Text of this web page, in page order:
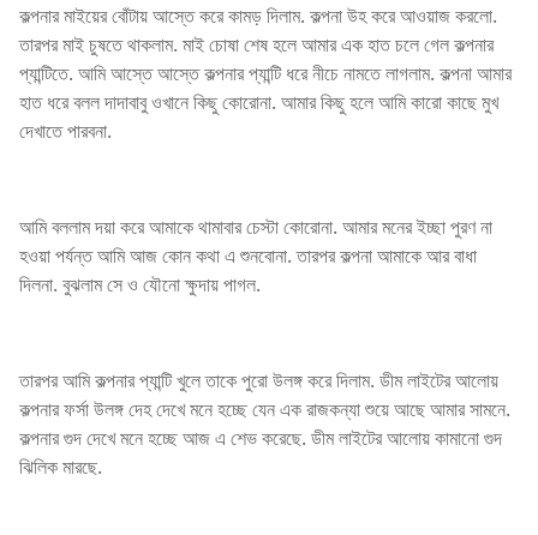
কল্পনার মাইয়ের বোঁটায় আস্তে করে কামড় দিলাম. কল্পনা উহ করে আওয়াজ করলো.
তারপর মাই চুষতে থাকলাম. মাই চোষা শেষ হলে আমার এক হাত চলে গেল কল্পনার
প্যান্টিতে. আমি আস্তে আস্তে কল্পনার প্যান্টি ধরে নীচে নামতে লাগলাম. কল্পনা আমার
হাত ধরে বলল দাদাবাবু ওখানে কিছু কোরোনা. আমার কিছু হলে আমি কারো কাছে মুখ
দেখাতে পারবনা.
আমি বললাম দয়া করে আমাকে থামাবার চেস্টা কোরোনা. আমার মনের ইচ্ছা পুরণ না
হওয়া পর্যন্ত আমি আজ কোন কথা এ শুনবোনা. তারপর কল্পনা আমাকে আর বাধা
দিলনা. বুঝলাম সে ও যৌনো ক্ষুদায় পাগল.
তারপর আমি কল্পনার প্যান্টি খুলে তাকে পুরো উলঙ্গ করে দিলাম. ডীম লাইটের আলোয়
কল্পনার ফর্সা উলঙ্গ দেহ দেখে মনে হচ্ছে যেন এক রাজকন্যা শুয়ে আছে আমার সামনে.
কল্পনার গুদ দেখে মনে হচ্ছে আজ এ শেভ করেছে. ডীম লাইটের আলোয় কামানো গুদ
ঝিলিক মারছে.